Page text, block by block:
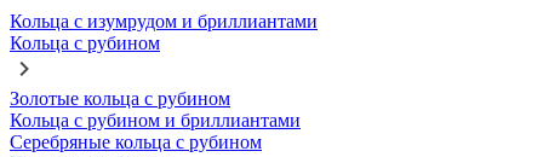
Кольца с изумрудом и бриллиантами
Кольца с рубином
Золотые кольца с рубином
Кольца с рубином и бриллиантами
Серебряные кольца с рубином